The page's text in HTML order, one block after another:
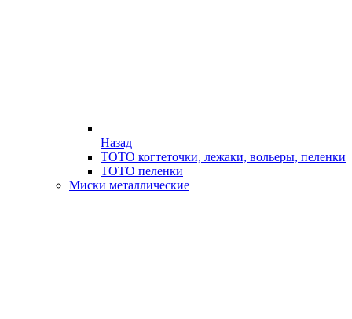
Назад
ТОТО когтеточки, лежаки, вольеры, пеленки
ТОТО пеленки
Миски металлические